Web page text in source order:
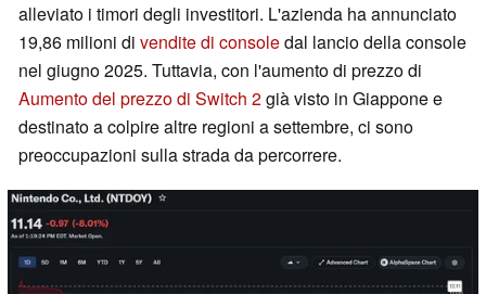
alleviato i timori degli investitori. L'azienda ha annunciato
19,86 milioni di vendite di consoledal lancio della console
nel giugno 2025. Tuttavia, con l'aumento di prezzo di
Aumento del prezzo di Switch 2già visto in Giappone e
destinato a colpire altre regioni a settembre, ci sono
preoccupazioni sulla strada da percorrere.